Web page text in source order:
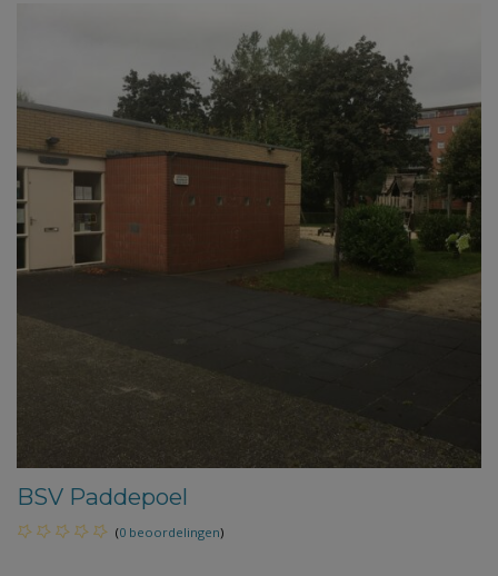
BSV Paddepoel
(0 beoordelingen)